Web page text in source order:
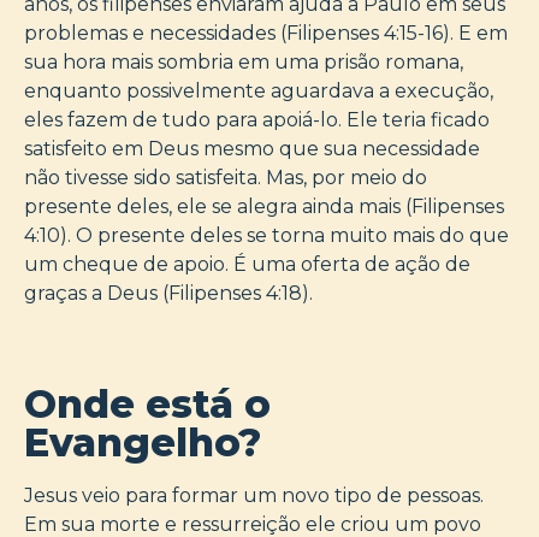
problemas e necessidades (Filipenses 4:15-16). E em
sua hora mais sombria em uma prisão romana,
enquanto possivelmente aguardava a execução,
eles fazem de tudo para apoiá-lo. Ele teria ficado
satisfeito em Deus mesmo que sua necessidade
não tivesse sido satisfeita. Mas, por meio do
presente deles, ele se alegra ainda mais (Filipenses
4:10). O presente deles se torna muito mais do que
um cheque de apoio. É uma oferta de ação de
graças a Deus (Filipenses 4:18).
Onde está o
Evangelho?
Jesus veio para formar um novo tipo de pessoas.
Em sua morte e ressurreição ele criou um povo